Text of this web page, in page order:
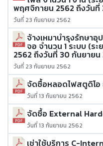
พฤศจิกายน 2562 ถึงวันที่
วันที่ 23 กันยายน 2562
จ้างเหมาบำรุงรักษา
จอ จำนวน 1 ระบบ (ระ
2562 ถึงวันที่ 30 กันยายน
วันที่ 23 กันยายน 2562
จัดซื้อหลอดไฟสตูดิโอ
วันที่ 13 กันยายน 2562
จัดซื้อ External
วันที่ 13 กันยายน 2562
เช่าใช้บริการ C-